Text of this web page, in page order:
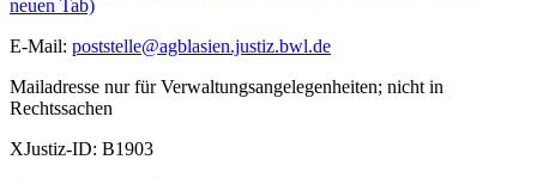
neuen Tab)
E-Mail: poststelle@agblasien.justiz.bwl.de
Mailadresse nur für Verwaltungsangelegenheiten; nicht in
Rechtssachen
XJustiz-ID: B1903